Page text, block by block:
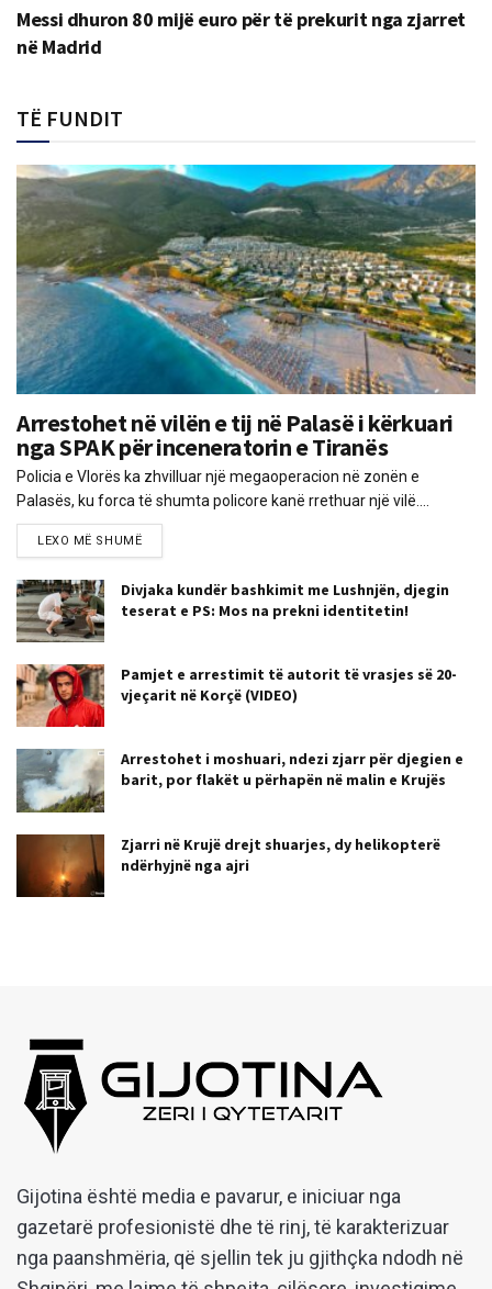
Messi dhuron 80 mijë euro për të prekurit nga zjarret
në Madrid
TË FUNDIT
Arrestohet në vilën e tij në Palasë i kërkuari
nga SPAK për inceneratorin e Tiranës
Policia e Vlorës ka zhvilluar një megaoperacion në zonën e
Palasës, ku forca të shumta policore kanë rrethuar një vilë....
LEXO MË SHUMË
Divjaka kundër bashkimit me Lushnjën, djegin
teserat e PS: Mos na prekni identitetin!
Pamjet e arrestimit të autorit të vrasjes së 20-
vjeçarit në Korçë (VIDEO)
Arrestohet i moshuari, ndezi zjarr për djegien e
barit, por flakët u përhapën në malin e Krujës
Zjarri në Krujë drejt shuarjes, dy helikopterë
ndërhyjnë nga ajri
Gijotina është media e pavarur, e iniciuar nga
gazetarë profesionistë dhe të rinj, të karakterizuar
nga paanshmëria, që sjellin tek ju gjithçka ndodh në